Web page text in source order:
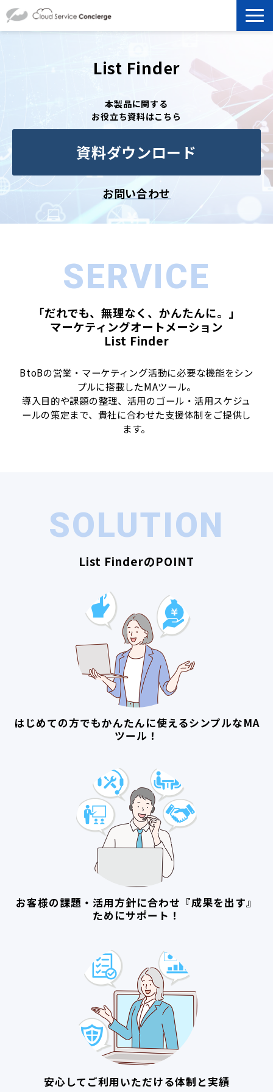
お役立ち記事
セミナー
よくあるご質問
List Finder
本製品に関する
お役立ち資料はこちら
資料ダウンロード
お問い合わせ
SERVICE
「だれでも、無理なく、かんたんに。」
マーケティングオートメーション
List Finder
BtoBの営業・マーケティング活動に必要な機能をシン
プルに搭載したMAツール。
導入目的や課題の整理、活用のゴール・活用スケジュ
ールの策定まで、貴社に合わせた支援体制をご提供し
ます。
SOLUTION
List FinderのPOINT
はじめての方でもかんたんに使えるシンプルなMA
ツール！
お客様の課題・活用方針に合わせ『成果を出す』
ためにサポート！
安心してご利用いただける体制と実績